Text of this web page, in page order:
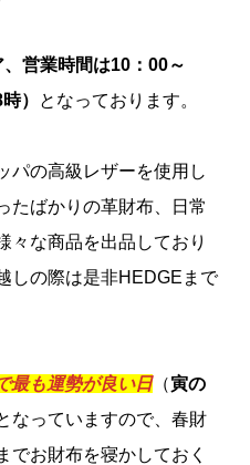
営業時間は10：00～
）
となっております。
パの高級レザーを使用し
たばかりの革財布、日常
々な商品を出品しており
しの際は是非HEDGEまで
最も運勢が良い日（寅の
なっていますので、春財
でお財布を寝かしておく